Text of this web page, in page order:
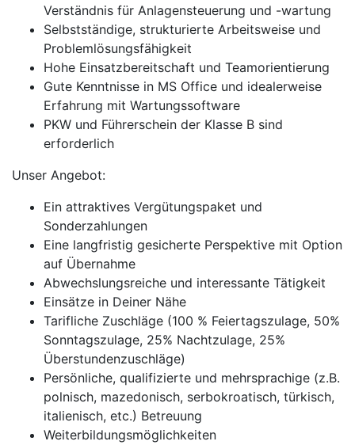
Verständnis für Anlagensteuerung und -wartung
Selbstständige, strukturierte Arbeitsweise und
Problemlösungsfähigkeit
Hohe Einsatzbereitschaft und Teamorientierung
Gute Kenntnisse in MS Office und idealerweise
Erfahrung mit Wartungssoftware
PKW und Führerschein der Klasse B sind
erforderlich
Unser Angebot:
Ein attraktives Vergütungspaket und
Sonderzahlungen
Eine langfristig gesicherte Perspektive mit Option
auf Übernahme
Abwechslungsreiche und interessante Tätigkeit
Einsätze in Deiner Nähe
Tarifliche Zuschläge (100 % Feiertagszulage, 50%
Sonntagszulage, 25% Nachtzulage, 25%
Überstundenzuschläge)
Persönliche, qualifizierte und mehrsprachige (z.B.
polnisch, mazedonisch, serbokroatisch, türkisch,
italienisch, etc.) Betreuung
Weiterbildungsmöglichkeiten